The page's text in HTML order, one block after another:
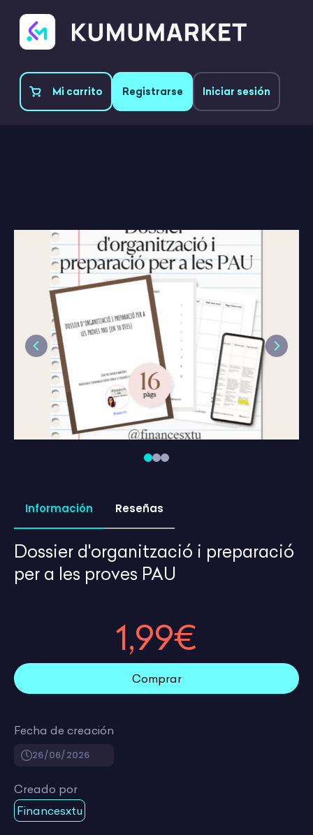
Mi carrito Registrarse Iniciar sesión
Previous Next
Información Reseñas
Dossier d'organització i preparació
per a les proves PAU
Fecha de creación
26/06/2026
Creado por
Financesxtu
1,99€
Comprar